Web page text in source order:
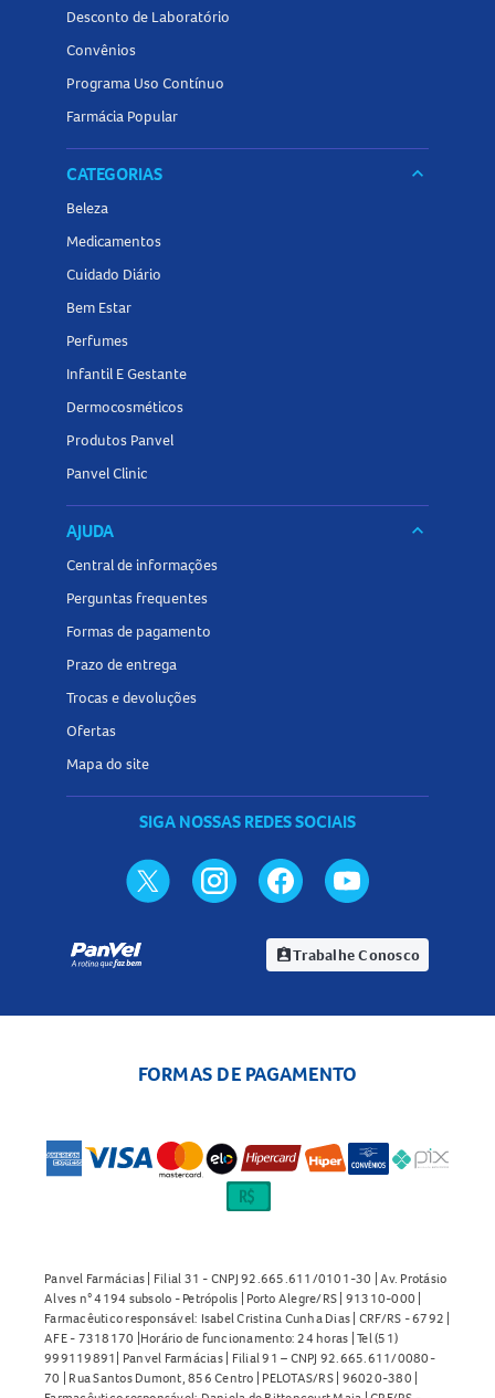
Desconto de Laboratório
Convênios
Programa Uso Contínuo
Farmácia Popular
CATEGORIAS keyboard_arrow_down
Beleza
Medicamentos
Cuidado Diário
Bem Estar
Perfumes
Infantil E Gestante
Dermocosméticos
Produtos Panvel
Panvel Clinic
AJUDA keyboard_arrow_down
Central de informações
Perguntas frequentes
Formas de pagamento
Prazo de entrega
Trocas e devoluções
Ofertas
Mapa do site
SIGA NOSSAS REDES SOCIAIS
assignment_indTrabalhe Conosco
FORMAS DE PAGAMENTO
Panvel Farmácias | Filial 31 - CNPJ 92.665.611/0101-30 | Av. Protásio
Alves n° 4194 subsolo - Petrópolis | Porto Alegre/RS | 91310-000 |
Farmacêutico responsável: Isabel Cristina Cunha Dias | CRF/RS - 6792 |
AFE - 7318170 |Horário de funcionamento: 24 horas | Tel (51)
999119891| Panvel Farmácias | Filial 91 – CNPJ 92.665.611/0080-
70 | Rua Santos Dumont, 856 Centro | PELOTAS/RS | 96020-380 |